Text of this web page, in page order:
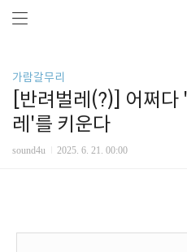
가람갈무리
[반려벌레(?)] 어쩌
레'를 키운다
sound4u 2025. 6. 21. 00:00